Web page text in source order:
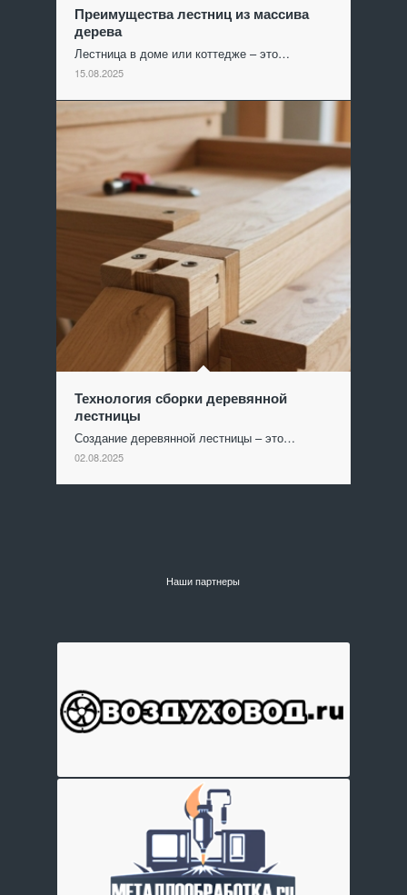
Преимущества лестниц из массива
дерева
Лестница в доме или коттедже – это…
15.08.2025
Технология сборки деревянной
лестницы
Создание деревянной лестницы – это…
02.08.2025
Наши партнеры